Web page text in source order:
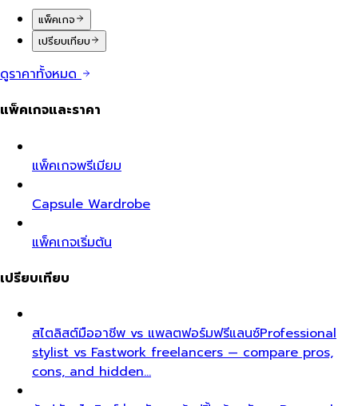
แพ็คเกจ
เปรียบเทียบ
ดูราคาทั้งหมด
แพ็คเกจและราคา
แพ็คเกจพรีเมียม
Capsule Wardrobe
แพ็คเกจเริ่มต้น
เปรียบเทียบ
สไตลิสต์มืออาชีพ vs แพลตฟอร์มฟรีแลนซ์Professional
stylist vs Fastwork freelancers — compare pros,
cons, and hidden…